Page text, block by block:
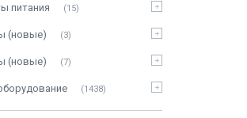
питания 15
(новые) 3
(новые) 7
1438